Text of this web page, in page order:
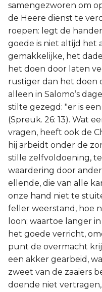
samengezworen om
de Heere dienst te
roepen: legt de
goede is niet altijd het
gemakkelijke, het
het doen door laten
rustiger dan het doen
alleen in Salomo’s
stilte gezegd: "er is
(Spreuk. 26: 13). Wat
vragen, heeft ook de
hij arbeidt onder de
stille zelfvoldoening,
waardering door
ellende, die van alle
onze hand niet te
feller weerstand, hoe
loon; waartoe langer
het goede verricht,
punt de overmacht
een akker gearbeid,
zweet van de zaaiers
doende niet